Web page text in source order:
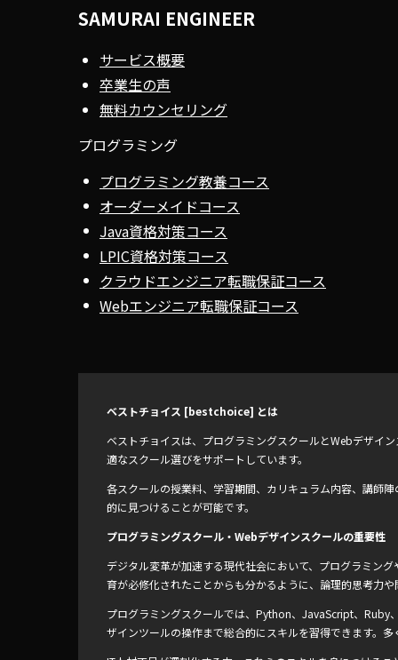
SAMURAI ENGINEER
サービス概要
卒業生の声
無料カウンセリング
プログラミング
プログラミング教養コース
オーダーメイドコース
Java資格対策コース
LPIC資格対策コース
クラウドエンジニア転職保証コース
Webエンジニア転職保証コース
ベストチョイス [bestchoice] とは
ベストチョイスは、プログラミングスクールとWebデザイ
適なスクール選びをサポートしています。
各スクールの授業料、学習期間、カリキュラム内容、講師
的に見つけることが可能です。
プログラミングスクール・Webデザインスクールの重要性
デジタル変革が加速する現代社会において、プログラミン
育が必修化されたことからも分かるように、論理的思考力
プログラミングスクールでは、Python、JavaScript、Ruby
ザインツールの操作まで総合的にスキルを習得できます。